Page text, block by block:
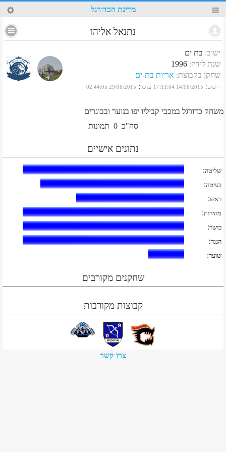
92 מדינת הכדורגל
נתנאל אליהו
ישוב: בת ים
שנת לידה:
1996
שחקן בקבוצת: אריות בת-ים
רישום:
14/06/2015 17:11:04 עדכון:
29/06/2015 02:44:05
משחק כדורגל במכבי קביליו יפו בנוער ובבוגרים
סה"כ 0 תמונות
נתונים אישיים
שליטה:
בעיטה:
ראש:
מהירות:
כושר:
הגנה:
שוער:
שחקנים מקורבים
קבוצות מקורבות
צרו קשר